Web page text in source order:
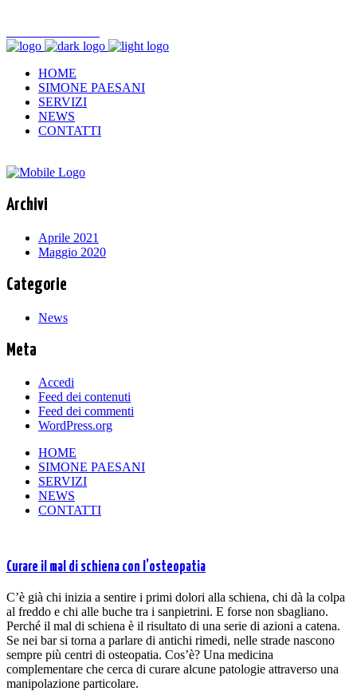
HOME
SIMONE PAESANI
SERVIZI
NEWS
CONTATTI
Archivi
Aprile 2021
Maggio 2020
Categorie
News
Meta
Accedi
Feed dei contenuti
Feed dei commenti
WordPress.org
HOME
SIMONE PAESANI
SERVIZI
NEWS
CONTATTI
Curare il mal di schiena con l’osteopatia
C’è già chi inizia a sentire i primi dolori alla schiena, chi dà la colpa
al freddo e chi alle buche tra i sanpietrini. E forse non sbagliano.
Perché il mal di schiena è il risultato di una serie di azioni a catena.
Se nei bar si torna a parlare di antichi rimedi, nelle strade nascono
sempre più centri di osteopatia. Cos’è? Una medicina
complementare che cerca di curare alcune patologie attraverso una
manipolazione particolare.